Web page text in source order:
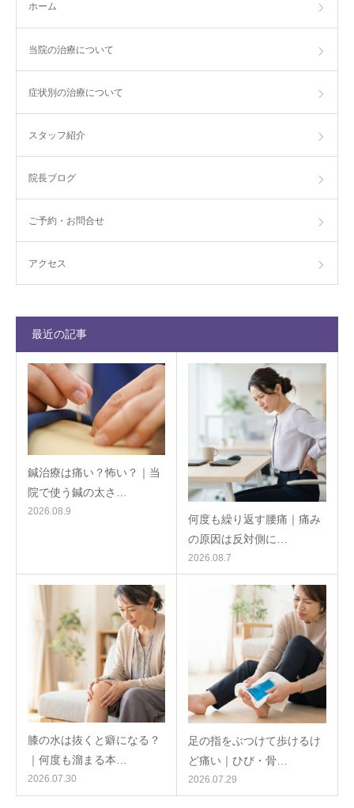
ホーム
当院の治療について
症状別の治療について
スタッフ紹介
院長ブログ
ご予約・お問合せ
アクセス
最近の記事
鍼治療は痛い？怖い？｜当
院で使う鍼の太さ…
2026.08.9
何度も繰り返す腰痛｜痛み
の原因は反対側に…
2026.08.7
膝の水は抜くと癖になる？
｜何度も溜まる本…
2026.07.30
足の指をぶつけて歩けるけ
ど痛い｜ひび・骨…
2026.07.29